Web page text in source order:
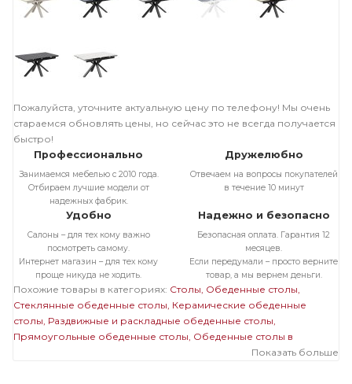
Пожалуйста, уточните актуальную цену по телефону! Мы очень
стараемся обновлять цены, но сейчас это не всегда получается
быстро!
Профессионально
Занимаемся мебелью с 2010 года.
Отбираем лучшие модели от
надежных фабрик.
Дружелюбно
Отвечаем на вопросы покупателей
в течение 10 минут
Удобно
Салоны – для тех кому важно
посмотреть самому.
Интернет магазин – для тех кому
проще никуда не ходить.
Надежно и безопасно
Безопасная оплата. Гарантия 12
месяцев.
Если передумали – просто верните
товар, а мы вернем деньги.
Похожие товары в категориях: Столы Обеденные столы
Стеклянные обеденные столы Керамические обеденные
столы Раздвижные и раскладные обеденные столы
Прямоугольные обеденные столы Обеденные столы в
Обеденные столы на одной ножкеПоказать больше